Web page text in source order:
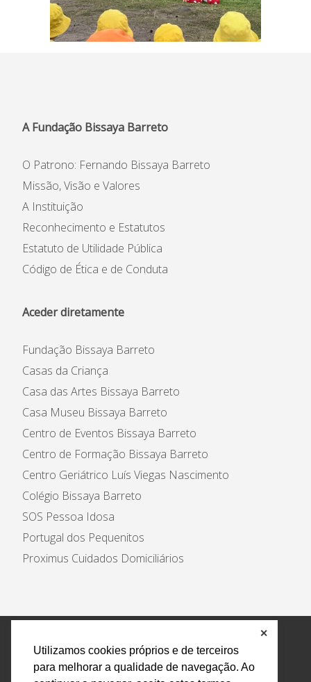
Utilizamos cookies próprios e de terceiros
para melhorar a qualidade de navegação. Ao
✕
A Fundação Bissaya Barreto
O Patrono: Fernando Bissaya Barreto
Missão, Visão e Valores
A Instituição
Reconhecimento e Estatutos
Estatuto de Utilidade Pública
Código de Ética e de Conduta
Aceder diretamente
Fundação Bissaya Barreto
Casas da Criança
Casa das Artes Bissaya Barreto
Casa Museu Bissaya Barreto
Centro de Eventos Bissaya Barreto
Centro de Formação Bissaya Barreto
Centro Geriátrico Luís Viegas Nascimento
Colégio Bissaya Barreto
SOS Pessoa Idosa
Portugal dos Pequenitos
Proximus Cuidados Domiciliários
Política de Privacidade e Tratamento de Dados
Encarregado de Proteção de Dados
Livro Eletrónico
de Reclamações
Canal de Denúncias